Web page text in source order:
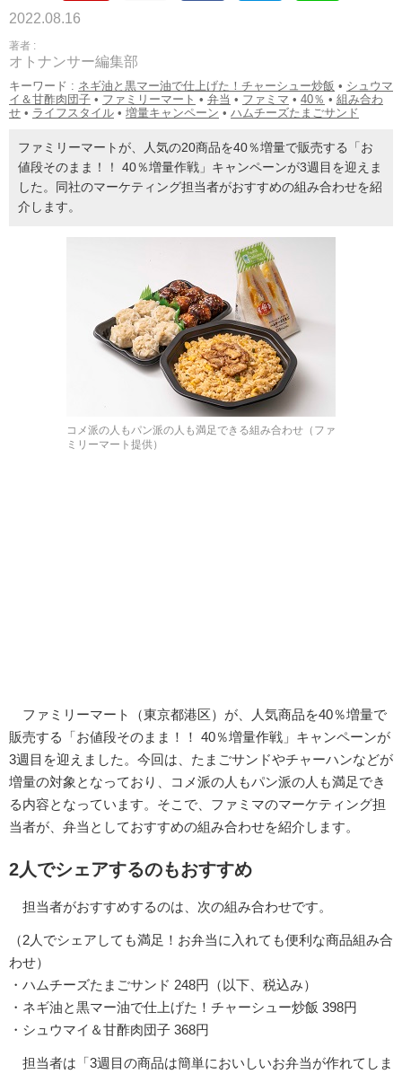
2022.08.16
著者 :
オトナンサー編集部
キーワード : ネギ油と黒マー油で仕上げた！チャーシュー炒飯 • シュウマ
イ＆甘酢肉団子 • ファミリーマート • 弁当 • ファミマ • 40％ • 組み合わ
せ • ライフスタイル • 増量キャンペーン • ハムチーズたまごサンド
ファミリーマートが、人気の20商品を40％増量で販売する「お
値段そのまま！！ 40％増量作戦」キャンペーンが3週目を迎えま
した。同社のマーケティング担当者がおすすめの組み合わせを紹
介します。
コメ派の人もパン派の人も満足できる組み合わせ（ファ
ミリーマート提供）
ファミリーマート（東京都港区）が、人気商品を40％増量で
販売する「お値段そのまま！！ 40％増量作戦」キャンペーンが
3週目を迎えました。今回は、たまごサンドやチャーハンなどが
増量の対象となっており、コメ派の人もパン派の人も満足でき
る内容となっています。そこで、ファミマのマーケティング担
当者が、弁当としておすすめの組み合わせを紹介します。
2人でシェアするのもおすすめ
担当者がおすすめするのは、次の組み合わせです。
（2人でシェアしても満足！お弁当に入れても便利な商品組み合
わせ）
・ハムチーズたまごサンド 248円（以下、税込み）
・ネギ油と黒マー油で仕上げた！チャーシュー炒飯 398円
・シュウマイ＆甘酢肉団子 368円
担当者は「3週目の商品は簡単においしいお弁当が作れてしま